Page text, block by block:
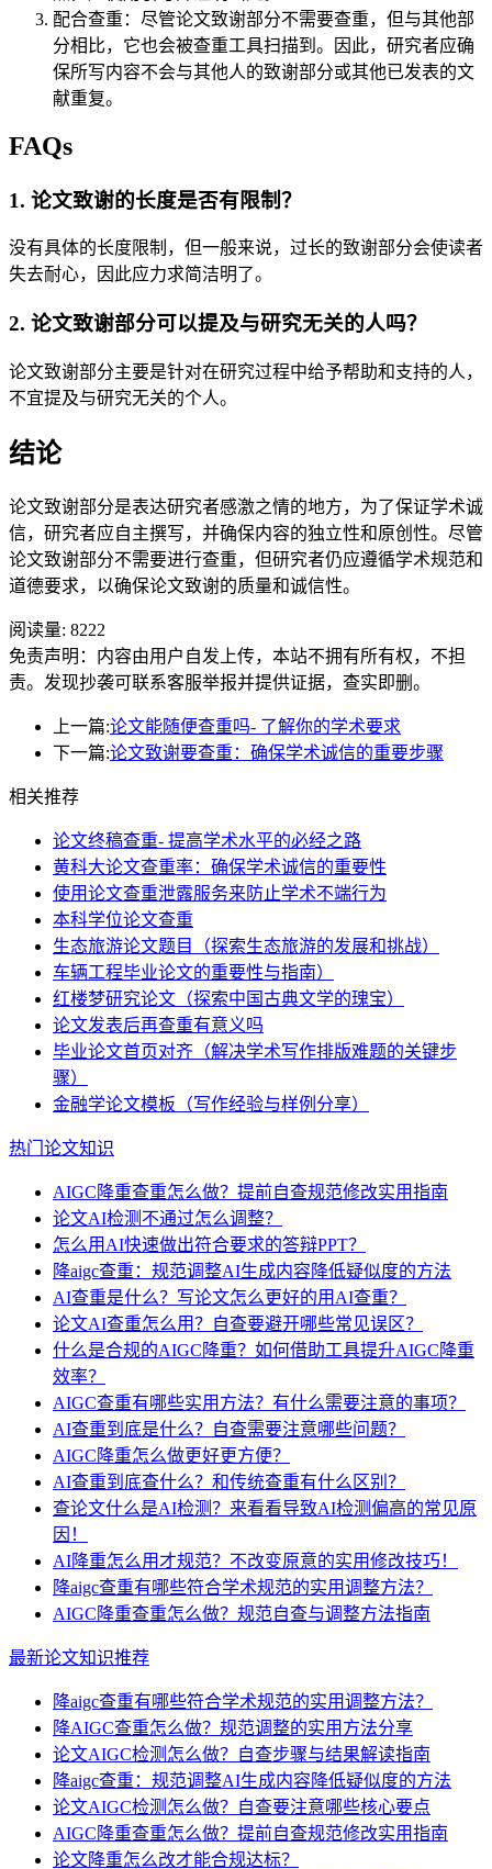
配合查重：尽管论文致谢部分不需要查重，但与其他部
分相比，它也会被查重工具扫描到。因此，研究者应确
保所写内容不会与其他人的致谢部分或其他已发表的文
献重复。
FAQs
1. 论文致谢的长度是否有限制？
没有具体的长度限制，但一般来说，过长的致谢部分会使读者
失去耐心，因此应力求简洁明了。
2. 论文致谢部分可以提及与研究无关的人吗？
论文致谢部分主要是针对在研究过程中给予帮助和支持的人，
不宜提及与研究无关的个人。
结论
论文致谢部分是表达研究者感激之情的地方，为了保证学术诚
信，研究者应自主撰写，并确保内容的独立性和原创性。尽管
论文致谢部分不需要进行查重，但研究者仍应遵循学术规范和
道德要求，以确保论文致谢的质量和诚信性。
阅读量: 8222
免责声明：内容由用户自发上传，本站不拥有所有权，不担
责。发现抄袭可联系客服举报并提供证据，查实即删。
上一篇:论文能随便查重吗- 了解你的学术要求
下一篇:论文致谢要查重：确保学术诚信的重要步骤
相关推荐
论文终稿查重- 提高学术水平的必经之路
黄科大论文查重率：确保学术诚信的重要性
使用论文查重泄露服务来防止学术不端行为
本科学位论文查重
生态旅游论文题目（探索生态旅游的发展和挑战）
车辆工程毕业论文的重要性与指南）
红楼梦研究论文（探索中国古典文学的瑰宝）
论文发表后再查重有意义吗
毕业论文首页对齐（解决学术写作排版难题的关键步
骤）
金融学论文模板（写作经验与样例分享）
热门论文知识
AIGC降重查重怎么做？提前自查规范修改实用指南
论文AI检测不通过怎么调整？
怎么用AI快速做出符合要求的答辩PPT？
降aigc查重：规范调整AI生成内容降低疑似度的方法
AI查重是什么？写论文怎么更好的用AI查重？
论文AI查重怎么用？自查要避开哪些常见误区？
什么是合规的AIGC降重？如何借助工具提升AIGC降重
效率？
AIGC查重有哪些实用方法？有什么需要注意的事项？
AI查重到底是什么？自查需要注意哪些问题？
AIGC降重怎么做更好更方便？
AI查重到底查什么？和传统查重有什么区别？
查论文什么是AI检测？来看看导致AI检测偏高的常见原
因！
AI降重怎么用才规范？不改变原意的实用修改技巧！
降aigc查重有哪些符合学术规范的实用调整方法？
AIGC降重查重怎么做？规范自查与调整方法指南
最新论文知识推荐
降aigc查重有哪些符合学术规范的实用调整方法？
降AIGC查重怎么做？规范调整的实用方法分享
论文AIGC检测怎么做？自查步骤与结果解读指南
降aigc查重：规范调整AI生成内容降低疑似度的方法
论文AIGC检测怎么做？自查要注意哪些核心要点
AIGC降重查重怎么做？提前自查规范修改实用指南
论文降重怎么改才能合规达标？